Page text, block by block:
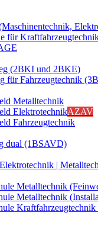
für
(2BKI und 2BKE)
für Fahrzeugtechnik
Metalltechnik
ElektrotechnikAZAV
Fahrzeugtechnik
dual (1BSAVD)
|
Metalltechnik
Metalltechnik